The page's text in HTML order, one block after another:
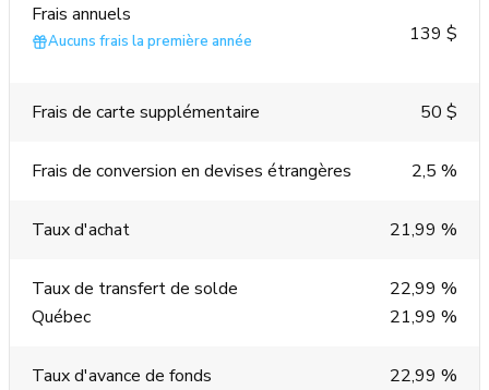
Frais annuels
Aucuns frais la première année 139 $
Frais de carte supplémentaire 50 $
Frais de conversion en devises étrangères 2,5 %
Taux d'achat 21,99 %
Taux de transfert de solde
22,99 %
Québec
21,99 %
Taux d'avance de fonds
22,99 %